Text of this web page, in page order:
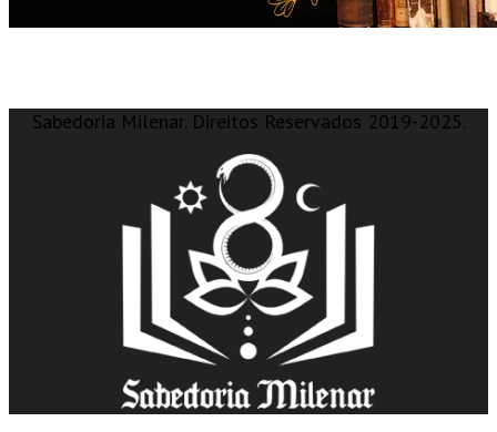
Sabedoria Milenar. Direitos Reservados 2019-2025.